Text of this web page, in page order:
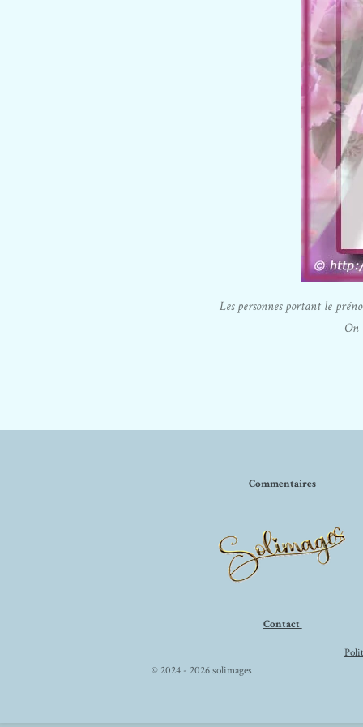
Les personnes portant le
On
Commentaires
Contact
© 2024 - 2026 solimages